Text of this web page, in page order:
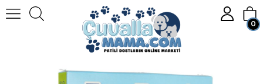
Member Login
0
Kedi Bakım Ürünleri